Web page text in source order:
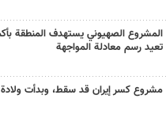
المشروع الصهيوني يستهدف المنطقة
تعيد رسم معادلة المواجهة
مشروع كسر إيران قد سقط، وبدأت